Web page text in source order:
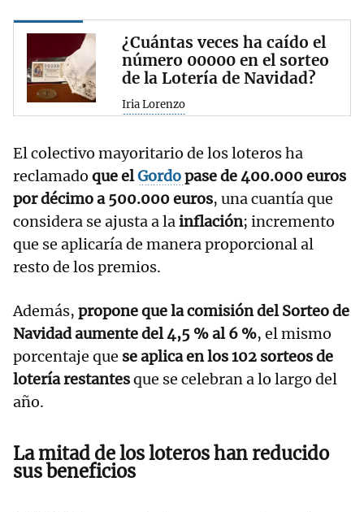
¿Cuántas veces ha caído el
número 00000 en el sorteo
de la Lotería de Navidad?
Iria Lorenzo
El colectivo mayoritario de los loteros ha
reclamado que elGordopase de 400.000 euros
por décimo a 500.000 euros, una cuantía que
considera se ajusta a lainflación; incremento
que se aplicaría de manera proporcional al
resto de los premios.
Además, propone que la comisión del Sorteo de
Navidad aumente del 4,5 % al 6 %, el mismo
porcentaje que se aplica en los 102 sorteos de
lotería restantesque se celebran a lo largo del
año.
La mitad de los loteros han reducido
sus beneficios